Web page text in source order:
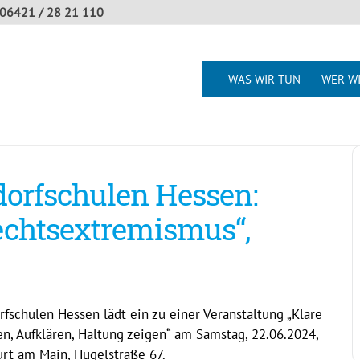
06421 / 28 21 110
WAS WIR TUN WER
Hessen:
Hessen lädt ein zu einer Veranstaltung „Klare
Aufklären, Haltung zeigen“ am Samstag, 22.06.2024,
am Main, Hügelstraße 67.